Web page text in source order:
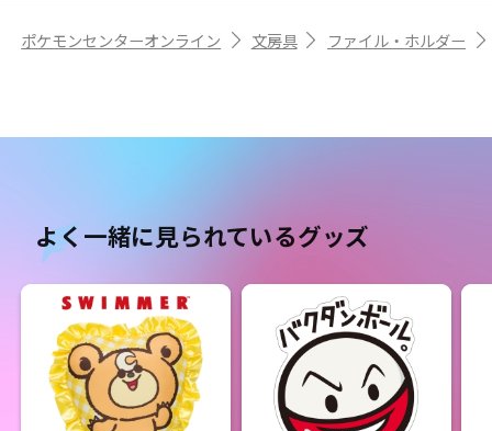
ポケモンセンターオンライン 文房具 ファイル・ホルダー
よく一緒に見られているグッズ